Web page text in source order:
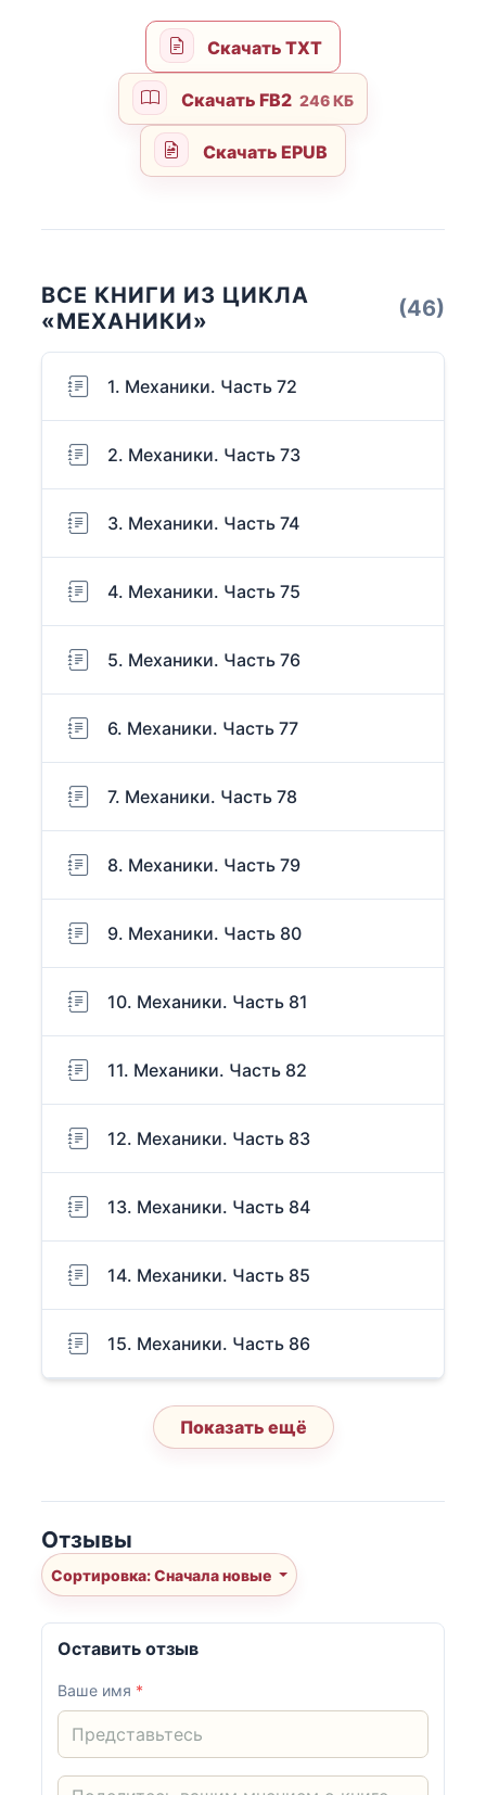
Скачать TXT
Скачать FB2 246 КБ
Скачать EPUB
ВСЕ КНИГИ ИЗ ЦИКЛА
«МЕХАНИКИ»
(46)
1. Механики. Часть 72
2. Механики. Часть 73
3. Механики. Часть 74
4. Механики. Часть 75
5. Механики. Часть 76
6. Механики. Часть 77
7. Механики. Часть 78
8. Механики. Часть 79
9. Механики. Часть 80
10. Механики. Часть 81
11. Механики. Часть 82
12. Механики. Часть 83
13. Механики. Часть 84
14. Механики. Часть 85
15. Механики. Часть 86
Показать ещё
Отзывы
Сортировка: Сначала новые
Оставить отзыв
Ваше имя *